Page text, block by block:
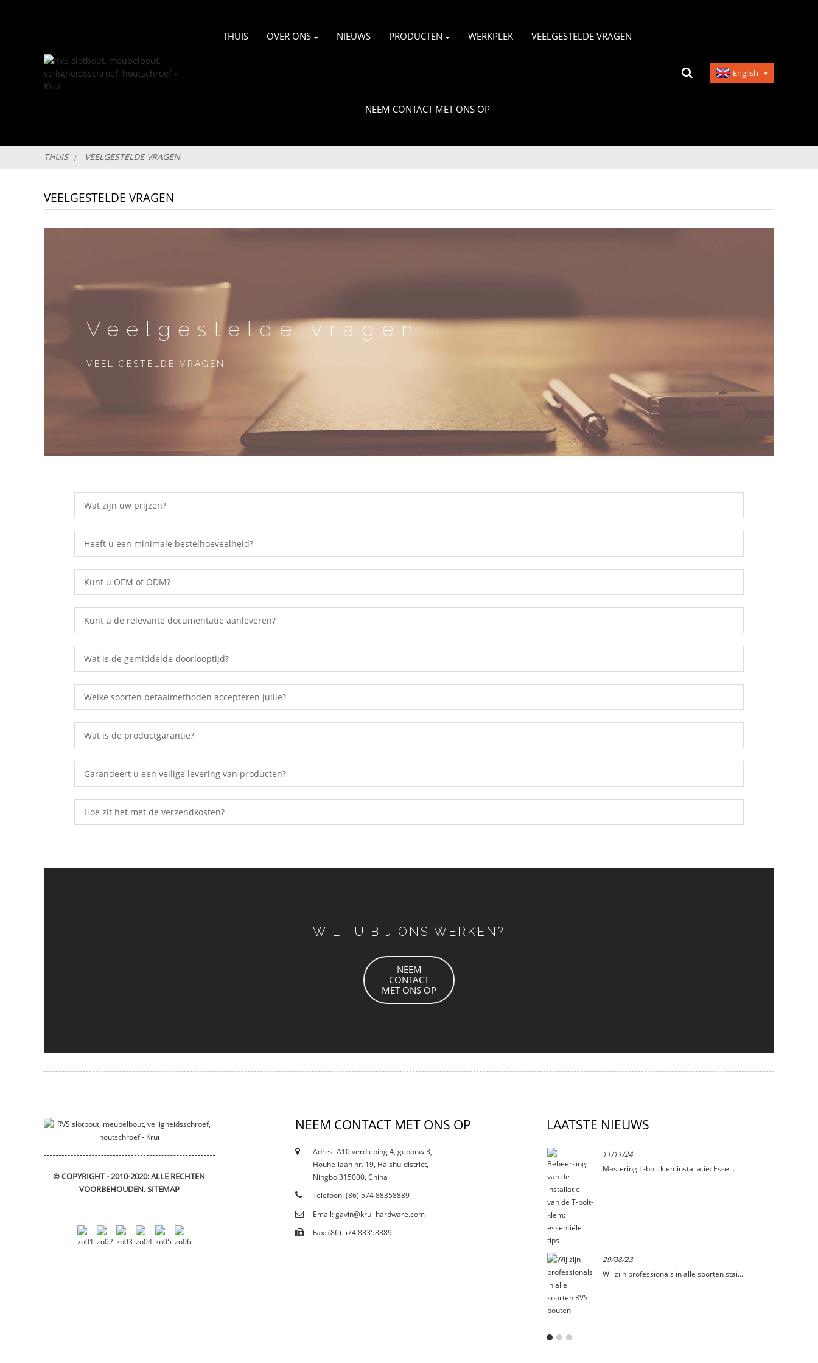
THUIS OVER ONS NIEUWS PRODUCTEN WERKPLEK VEELGESTELDE VRAGEN
NEEM CONTACT MET ONS OP
English
THUIS VEELGESTELDE VRAGEN
VEELGESTELDE VRAGEN
Veelgestelde vragen
VEEL GESTELDE VRAGEN
Wat zijn uw prijzen?
Heeft u een minimale bestelhoeveelheid?
Kunt u OEM of ODM?
Kunt u de relevante documentatie aanleveren?
Wat is de gemiddelde doorlooptijd?
Welke soorten betaalmethoden accepteren jullie?
Wat is de productgarantie?
Garandeert u een veilige levering van producten?
Hoe zit het met de verzendkosten?
WILT U BIJ ONS WERKEN?
NEEM
CONTACT
MET ONS OP
© COPYRIGHT - 2010-2020: ALLE RECHTEN
VOORBEHOUDEN.SITEMAP
NEEM CONTACT MET ONS OP
Adres: A10 verdieping 4, gebouw 3,
Houhe-laan nr. 19, Haishu-district,
Ningbo 315000, China
Telefoon: (86) 574 88358889
Email: gavin@krui-hardware.com
Fax: (86) 574 88358889
LAATSTE NIEUWS
12/10/21
Heeft de huidige inperking gevolgen voor vlekken...
11/11/24
Mastering T-bolt kleminstallatie: Esse...
29/08/23
Wij zijn professionals in alle soorten stai...